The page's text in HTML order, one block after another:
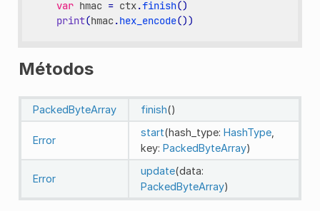
var hmac = ctx.finish()
print(hmac .hex_encode())
Métodos
PackedByteArray finish()
Error
start(hash_type: HashType,
key: PackedByteArray)
Error
update(data:
PackedByteArray)